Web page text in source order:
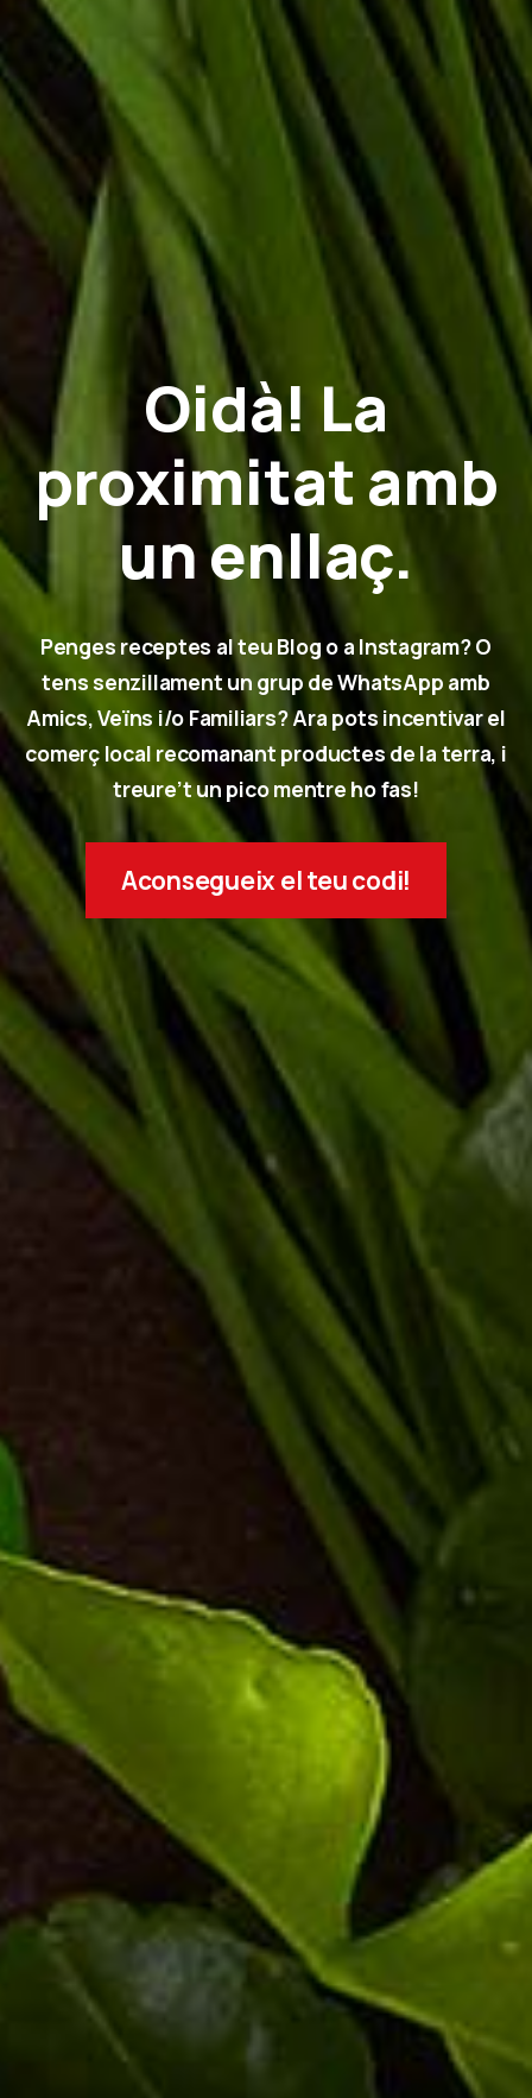
Oidà! La
proximitat amb
un enllaç.
Penges receptes al teu Blog o a Instagram? O
tens senzillament un grup de WhatsApp amb
Amics, Veïns i/o Familiars? Ara pots incentivar el
comerç local recomanant productes de la terra, i
treure’t un pico mentre ho fas!
Aconsegueix el teu codi!